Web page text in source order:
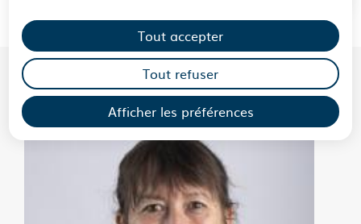
Afficher les préférences
Tout accepter
Tout refuser